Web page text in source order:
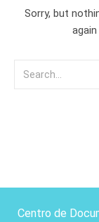
Sorry, but
Centro de